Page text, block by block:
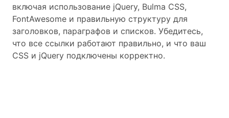
включая использование jQuery, Bulma CSS,
FontAwesome и правильную структуру для
заголовков, параграфов и списков. Убедитесь,
что все ссылки работают правильно, и что ваш
CSS и jQuery подключены корректно.